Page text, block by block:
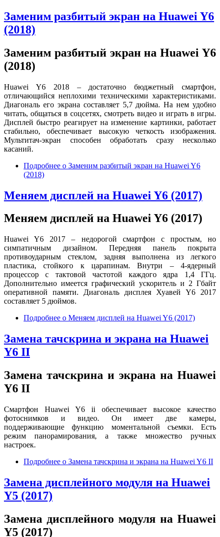
Заменим разбитый экран на Huawei Y6
(2018)
Заменим разбитый экран на Huawei Y6
(2018)
Huawei Y6 2018 – достаточно бюджетный смартфон,
отличающийся неплохими техническими характеристиками.
Диагональ его экрана составляет 5,7 дюйма. На нем удобно
читать, общаться в соцсетях, смотреть видео и играть в игры.
Дисплей быстро реагирует на изменение картинки, работает
стабильно, обеспечивает высокую четкость изображения.
Мультитач-экран способен обработать сразу несколько
касаний.
Подробнее о Заменим разбитый экран на Huawei Y6
(2018)
Меняем дисплей на Huawei Y6 (2017)
Меняем дисплей на Huawei Y6 (2017)
Huawei Y6 2017 – недорогой смартфон с простым, но
симпатичным дизайном. Передняя панель покрыта
противоударным стеклом, задняя выполнена из легкого
пластика, стойкого к царапинам. Внутри – 4-ядерный
процессор с тактовой частотой каждого ядра 1,4 ГГц.
Дополнительно имеется графический ускоритель и 2 Гбайт
оперативной памяти. Диагональ дисплея Хуавей Y6 2017
составляет 5 дюймов.
Подробнее о Меняем дисплей на Huawei Y6 (2017)
Замена тачскрина и экрана на Huawei
Y6 II
Замена тачскрина и экрана на Huawei
Y6 II
Смартфон Huawei Y6 ii обеспечивает высокое качество
фотоснимков и видео. Он имеет две камеры,
поддерживающие функцию моментальной съемки. Есть
режим панорамирования, а также множество ручных
настроек.
Подробнее о Замена тачскрина и экрана на Huawei Y6 II
Замена дисплейного модуля на Huawei
Y5 (2017)
Замена дисплейного модуля на Huawei
Y5 (2017)